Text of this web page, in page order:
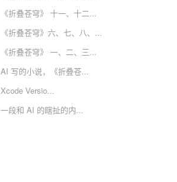
《折叠苍穹》 十一、十二...
《折叠苍穹》六、七、八、...
《折叠苍穹》 一、二、三...
AI 写的小说，《折叠苍...
Xcode Versio...
一段和 AI 的瞎扯的内...